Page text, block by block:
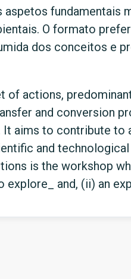
fundamentais
O formato
dos conceitos e
of actions,
and conversion
aims to contribute
and
is the workshop
and, (ii) an